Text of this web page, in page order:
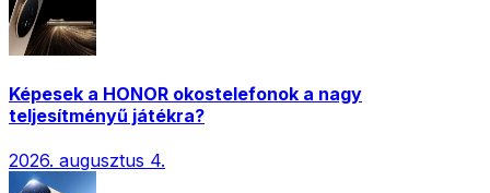
Képesek a HONOR okostelefonok a nagy
teljesítményű játékra?
2026. augusztus 4.